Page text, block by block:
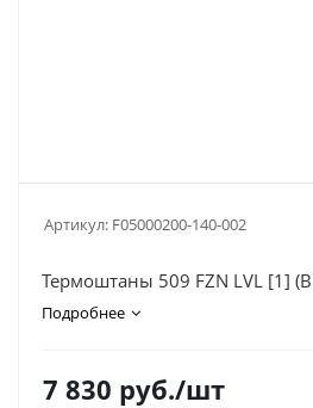
Артикул: F05000200-140-002
Термоштаны 509 FZN LVL [1]
Подробнее
7 830 руб./шт